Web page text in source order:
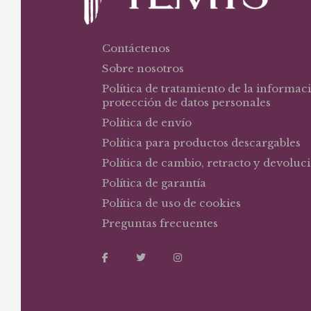
Contáctenos
Sobre nosotros
Política de tratamiento de la
protección de datos personales
Política de envío
Política para productos descargables
Política de cambio, retracto y
Política de garantía
Política de uso de cookies
Preguntas frecuentes